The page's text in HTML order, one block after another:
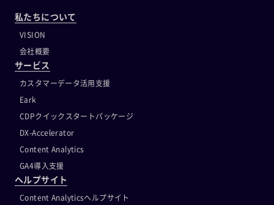
私たちについて
VISION
会社概要
サービス
カスタマーデータ活用支援
Eark
CDPクイックスタートパッケージ
DX-Accelerator
Content Analytics
GA4導入支援
ヘルプサイト
Content Analyticsヘルプサイト